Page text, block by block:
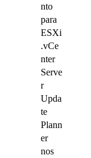
nto
para
ESXi
.vCe
nter
Serve
r
Upda
te
Plann
er
nos